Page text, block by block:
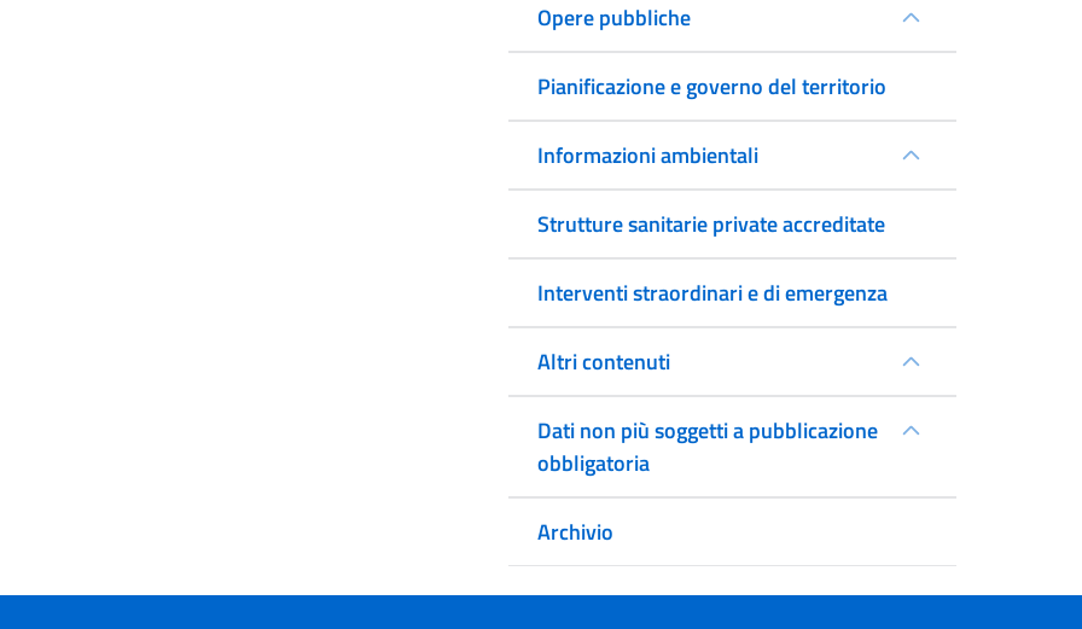
Opere pubbliche
Pianificazione e governo del territorio
Informazioni ambientali
Strutture sanitarie private accreditate
Interventi straordinari e di emergenza
Altri contenuti
Dati non più soggetti a pubblicazione
obbligatoria
Archivio